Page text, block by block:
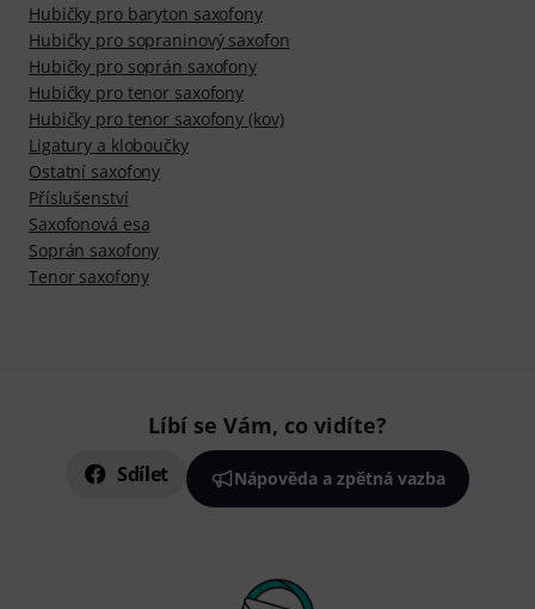
Hubičky pro baryton saxofony
Hubičky pro sopraninový saxofon
Hubičky pro soprán saxofony
Hubičky pro tenor saxofony
Hubičky pro tenor saxofony (kov)
Ligatury a kloboučky
Ostatní saxofony
Příslušenství
Saxofonová esa
Soprán saxofony
Tenor saxofony
Líbí se Vám, co vidíte?
Sdílet Nápověda a zpětná vazba